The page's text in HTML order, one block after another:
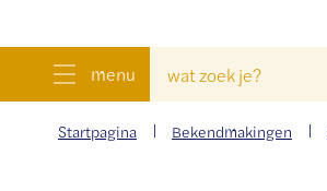
menu
zoek
je?
Startpagina Bekendmakingen